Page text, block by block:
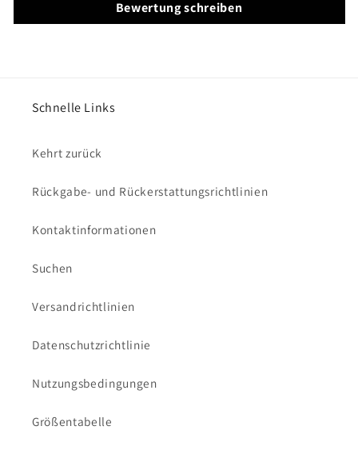
Bewertung schreiben
Schnelle Links
Kehrt zurück
Rückgabe- und Rückerstattungsrichtlinien
Kontaktinformationen
Suchen
Versandrichtlinien
Datenschutzrichtlinie
Nutzungsbedingungen
Größentabelle